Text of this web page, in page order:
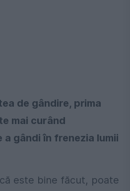
de gândire, prima
mai curând
gândi în frenezia lumii
este bine făcut, poate